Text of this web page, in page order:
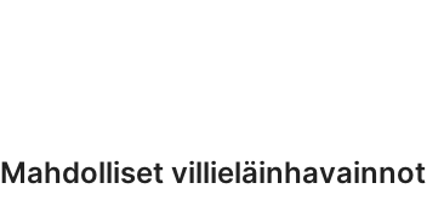
Mahdolliset villieläinhavainnot